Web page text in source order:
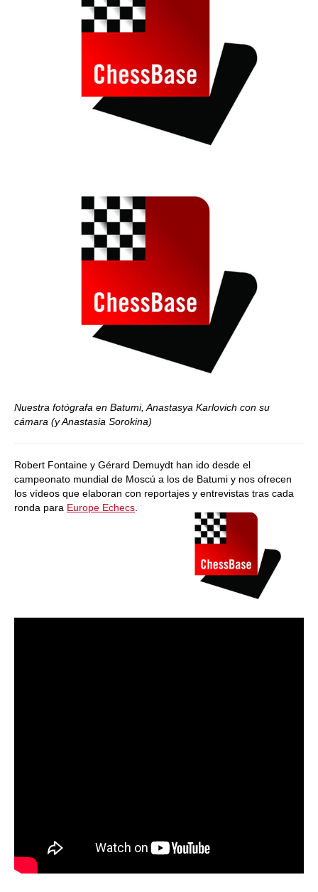
Nuestra fotógrafa en Batumi, Anastasya Karlovich con su
cámara (y Anastasia Sorokina)
Robert Fontaine y Gérard Demuydt han ido desde el
campeonato mundial de Moscú a los de Batumi y nos ofrecen
los vídeos que elaboran con reportajes y entrevistas tras cada
ronda para Europe Echecs